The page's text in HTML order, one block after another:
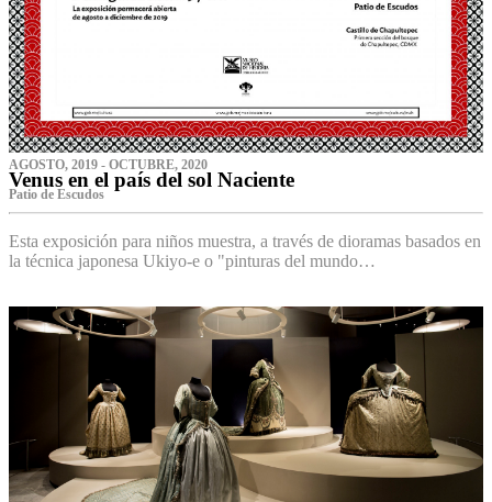
AGOSTO, 2019 - OCTUBRE, 2020
Venus en el país del sol Naciente
P‌atio de Escudos
Esta exposición para niños muestra, a través de dioramas basados en
la técnica japonesa Ukiyo-e o "pinturas del mundo…